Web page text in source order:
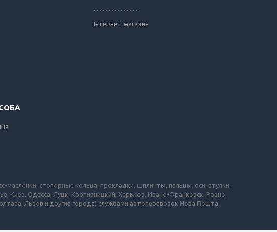
..............................
Інтернет-магазин
стопорные кольца, прокладки, шплинты, пальцы, оси, втулки,
Киев, Одесса, Луцк, Кропивницкий, Харьков, Ивано-Франковск, Ровно,
Львов и другие города) службами автоперевозок Нова Пошта.